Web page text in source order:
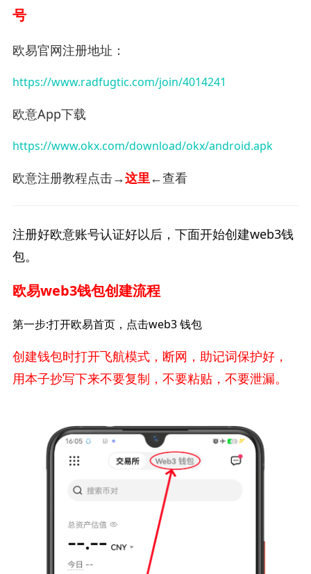
号
欧易官网注册地址：
https://www.radfugtic.com/join/4014241
欧意App下载
https://www.okx.com/download/okx/android.apk
欧意注册教程点击→这里←查看
注册好欧意账号认证好以后，下面开始创建web3钱
包。
欧易web3钱包创建流程
第一步:打开欧易首页，点击web3 钱包
创建钱包时打开飞航模式，断网，助记词保护好，
用本子抄写下来不要复制，不要粘贴，不要泄漏。